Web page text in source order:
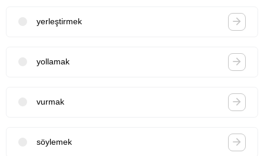
yerleştirmek
yollamak
vurmak
söylemek